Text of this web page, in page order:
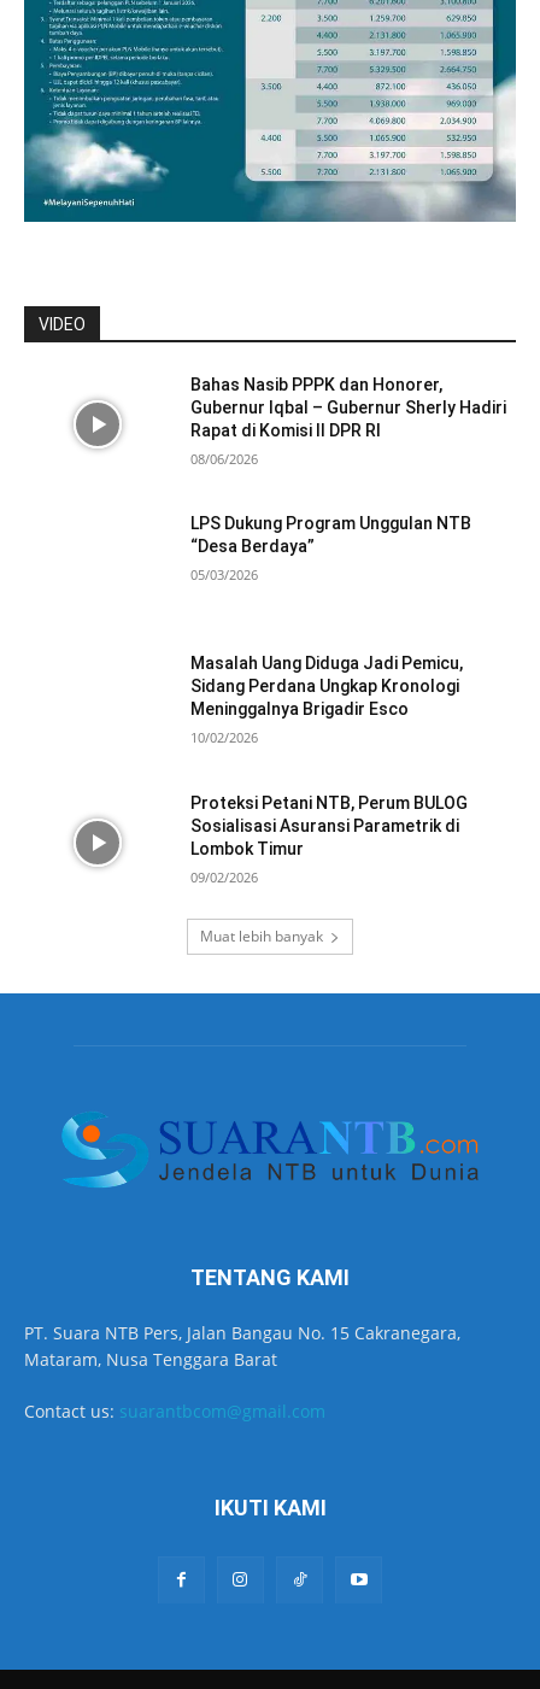
VIDEO
Bahas Nasib PPPK dan Honorer,
Gubernur Iqbal – Gubernur Sherly Hadiri
Rapat di Komisi II DPR RI
08/06/2026
LPS Dukung Program Unggulan NTB
“Desa Berdaya”
05/03/2026
Masalah Uang Diduga Jadi Pemicu,
Sidang Perdana Ungkap Kronologi
Meninggalnya Brigadir Esco
10/02/2026
Proteksi Petani NTB, Perum BULOG
Sosialisasi Asuransi Parametrik di
Lombok Timur
09/02/2026
Muat lebih banyak
TENTANG KAMI
PT. Suara NTB Pers, Jalan Bangau No. 15 Cakranegara,
Mataram, Nusa Tenggara Barat
Contact us: suarantbcom@gmail.com
IKUTI KAMI